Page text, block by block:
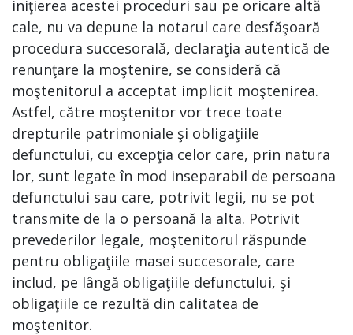
iniţierea acestei proceduri sau pe oricare altă
cale, nu va depune la notarul care desfăşoară
procedura succesorală, declaraţia autentică de
renunţare la moştenire, se consideră că
moştenitorul a acceptat implicit moştenirea.
Astfel, către moştenitor vor trece toate
drepturile patrimoniale şi obligaţiile
defunctului, cu excepţia celor care, prin natura
lor, sunt legate în mod inseparabil de persoana
defunctului sau care, potrivit legii, nu se pot
transmite de la o persoană la alta. Potrivit
prevederilor legale, moştenitorul răspunde
pentru obligaţiile masei succesorale, care
includ, pe lângă obligaţiile defunctului, şi
obligaţiile ce rezultă din calitatea de
moştenitor.